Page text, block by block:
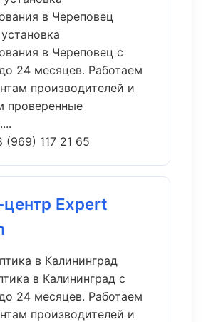
в Череповец
в Череповец с
24 месяцев. Работаем
производителей и
проверенные
(969) 117 21 65
Expert
в Калининград
в Калининград с
24 месяцев. Работаем
производителей и